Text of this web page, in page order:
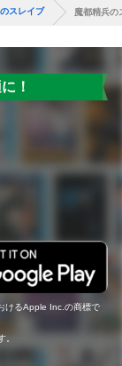
スレイブ 魔都精兵
！
けるApple Inc.の商標で